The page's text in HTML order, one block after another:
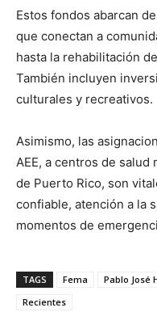
Estos fondos abarcan
que conectan a
hasta la rehabilitación
También incluyen
culturales y recreativos.
Asimismo, las
AEE, a centros de salud
de Puerto Rico, son
confiable, atención a la
momentos de
TAGS Fema Pablo José
Recientes